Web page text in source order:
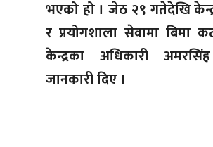
भएको हो । जेठ २९ गतेदेखि
र प्रयोगशाला सेवामा बिमा
केन्द्रका अधिकारी
जानकारी दिए ।